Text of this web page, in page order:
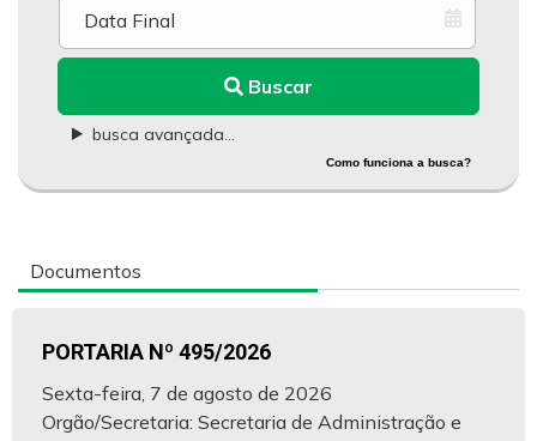
Como funciona a busca?
Buscar
busca avançada...
Documentos
PORTARIA Nº 495/2026
Sexta-feira, 7 de agosto de 2026
Orgão/Secretaria: Secretaria de Administração e